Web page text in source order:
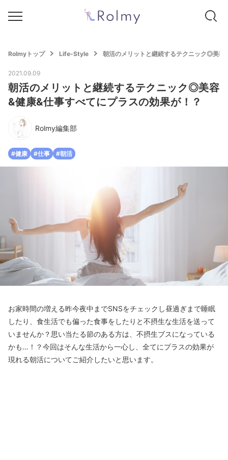
Rolmyトップ Life-Style 朝活のメリットと継続するテクニック◎美容
2021.09.09
朝活のメリットと継続するテクニック◎美容
&健康&仕事すべてにプラスの効果が！？
Rolmy編集部
#健康 #仕事 #朝活
お家時間の増える昨今夜中までSNSをチェックし昼過ぎまで睡眠
したり、食生活でも偏った食事をしたりと不摂生な生活を送って
いませんか？思い当たる節のある方は、不摂生ブスになっている
かも…！？今回はそんな生活から一心し、全てにプラスの効果が
現れる朝活についてご紹介したいと思います。